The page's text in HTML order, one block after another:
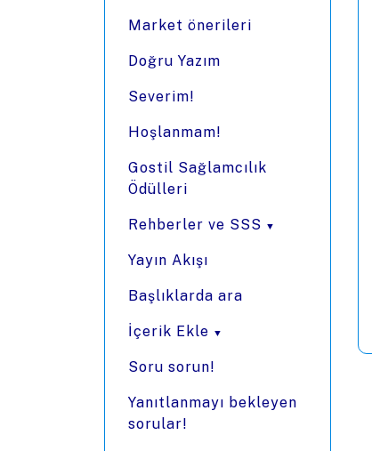
Market önerileri
Doğru Yazım
Severim!
Hoşlanmam!
Gostil Sağlamcılık
Ödülleri
Rehberler ve SSS
Yayın Akışı
Başlıklarda ara
İçerik Ekle
Soru sorun!
Yanıtlanmayı bekleyen
sorular!